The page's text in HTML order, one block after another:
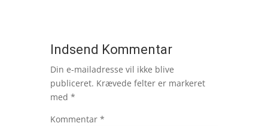
Indsend Kommentar
Din e-mailadresse vil ikke blive
publiceret. Krævede felter er markeret
med *
Kommentar *